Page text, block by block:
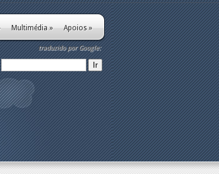
Multimédia » Apoios »
traduzido por Google: